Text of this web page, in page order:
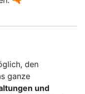
den
ganze
und